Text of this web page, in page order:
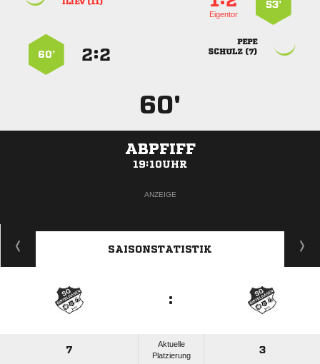
53’
Eigentor
 

 
:
60’
60'
ABPFIFF
19:10UHR
ANZEIGE
SAISONSTATISTIK
:
7
Aktuelle
Platzierung
3